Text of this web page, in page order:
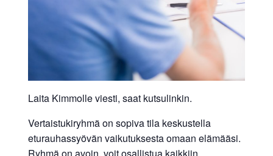
Laita Kimmolle viesti, saat kutsulinkin.
Vertaistukiryhmä on sopiva tila keskustella
eturauhassyövän vaikutuksesta omaan elämääsi.